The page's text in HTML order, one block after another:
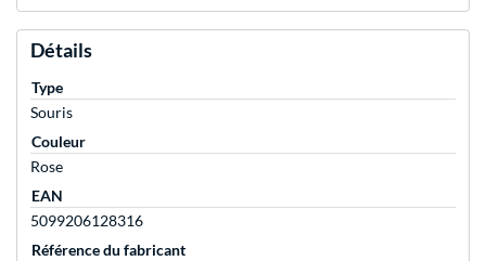
Détails
Type
Souris
Couleur
Rose
EAN
5099206128316
Référence du fabricant